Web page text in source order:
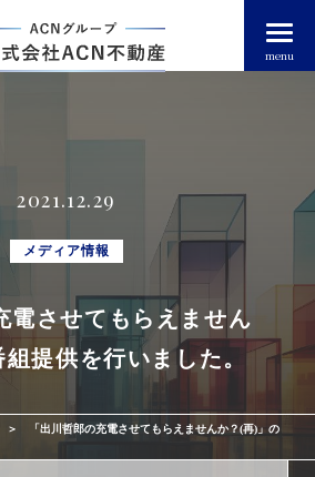
menu
客様
arrow_right_alt
て
2021.12.29
メディア情報
電させてもらえません
提供を行いました。
「出川哲郎の充電させてもらえませんか？(再)」の